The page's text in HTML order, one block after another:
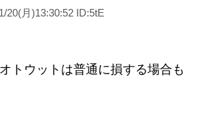
20(月)13:30:52 ID:5tE
トウットは普通に損する場合も